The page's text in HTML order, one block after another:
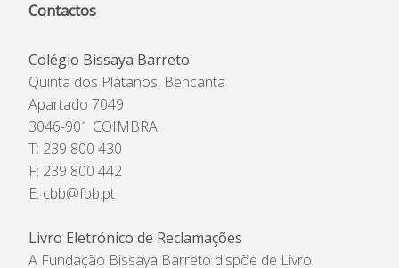
Contactos
Colégio Bissaya Barreto
Quinta dos Plátanos, Bencanta
Apartado 7049
3046-901 COIMBRA
T: 239 800 430
F: 239 800 442
E: cbb@fbb.pt
Livro Eletrónico de Reclamações
A Fundação Bissaya Barreto dispõe de Livro